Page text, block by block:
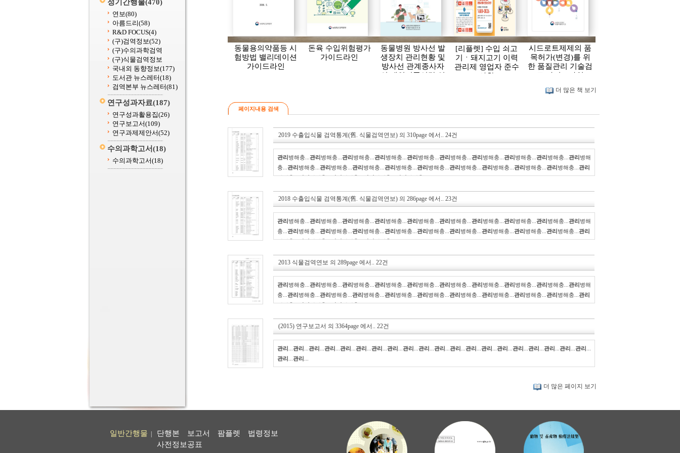
정기간행물(470)
연보(80)
아름드리(58)
R&D FOCUS(4)
(구)검역정보(52)
(구)수의과학검역
(구)식물검역정보
국내외 동향정보(177)
도서관 뉴스레터(18)
검역본부 뉴스레터(81)
연구성과자료(187)
연구성과활용집(26)
연구보고서(109)
연구과제제안서(52)
수의과학고서(18)
수의과학고서(18)
동물용의약품등 시
험방법 밸리데이션
가이드라인
돈육 수입위험평가
가이드라인
동물병원 방사선 발
생장치 관리현황 및
방사선 관계종사자
의 개인피폭선량 연
[리플렛] 수입 쇠고
기ㆍ돼지고기 이력
관리제 영업자 준수
사항
시드로트제제의 품
목허가(변경)를 위
한 품질관리 기술검
토 가이드라인
더 많은 책 보기
페이지내용 검색
2019 수출입식물 검역통계(舊. 식물검역연보) 의 310page에서.. 24건
관리 병해충... 관리 병해충... 관리 병해충... 관리 병해충... 관리 병해충... 관리 병해충... 관리 병해충... 관리 병해충... 관리 병해충... 관리 병해
충... 관리 병해충... 관리 병해충... 관리 병해충... 관리 병해충... 관리 병해충... 관리 병해충... 관리 병해충... 관리 병해충... 관리 병해충... 관리
병해충...관리병해충...관리병해충...관리병해충...관리병해충...
2018 수출입식물 검역통계(舊. 식물검역연보) 의 286page에서.. 23건
관리 병해충... 관리 병해충... 관리 병해충... 관리 병해충... 관리 병해충... 관리 병해충... 관리 병해충... 관리 병해충... 관리 병해충... 관리 병해
충... 관리 병해충... 관리 병해충... 관리 병해충... 관리 병해충... 관리 병해충... 관리 병해충... 관리 병해충... 관리 병해충... 관리 병해충... 관리
병해충...관리병해충...관리병해충...관리병해충...
2013 식물검역연보 의 289page에서.. 22건
관리 병해충... 관리 병해충... 관리 병해충... 관리 병해충... 관리 병해충... 관리 병해충... 관리 병해충... 관리 병해충... 관리 병해충... 관리 병해
충... 관리 병해충... 관리 병해충... 관리 병해충... 관리 병해충... 관리 병해충... 관리 병해충... 관리 병해충... 관리 병해충... 관리 병해충... 관리
병해충...관리병해충...관리병해충...
(2015) 연구보고서 의 3364page에서.. 22건
관리 관리 관리 관리 관리 관리 관리 관리 관리 관리 관리 관리 관리 관리 관리 관리 관리 관리 관리 관리
관리
관리
더 많은 페이지 보기
일반간행물 단행본 보고서 팜플렛
법령정보
사전정보공표